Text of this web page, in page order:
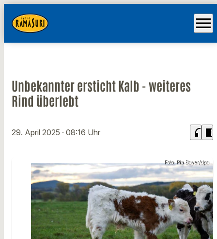
menu
Unbekannter ersticht Kalb - weiteres
Rind überlebt
29. April 2025 · 08:16 Uhr headphones chrome_reader_mode
Foto: Pia Bayer/dpa